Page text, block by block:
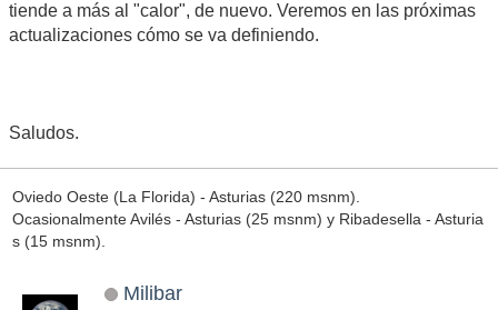
tiende a más al "calor", de nuevo. Veremos en las próximas
actualizaciones cómo se va definiendo.
Saludos.
Oviedo Oeste (La Florida) - Asturias (220 msnm).
Ocasionalmente Avilés - Asturias (25 msnm) y Ribadesella - Asturia
s (15 msnm).
Milibar